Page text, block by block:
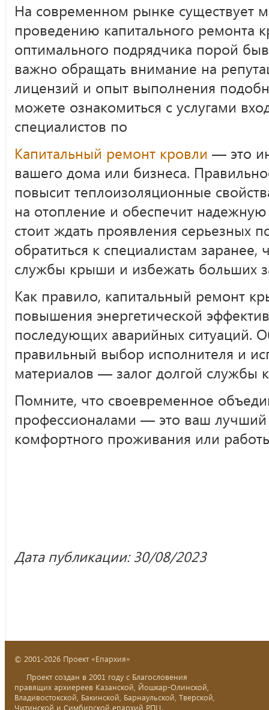
На современном рынке существует
проведению капитального ремонта
оптимального подрядчика порой
важно обращать внимание на
лицензий и опыт выполнения
можете ознакомиться с услугами
специалистов по
Капитальный ремонт кровли — это
вашего дома или бизнеса.
повысит теплоизоляционные
на отопление и обеспечит
стоит ждать проявления
обратиться к специалистам заранее,
службы крыши и избежать больших
Как правило, капитальный ремонт
повышения энергетической
последующих аварийных ситуаций.
правильный выбор исполнителя и
материалов — залог долгой службы
Помните, что своевременное
профессионалами — это ваш
комфортного проживания или
Дата публикации: 30/08/2023
© 2001-2026 Проект «Епархия»
Проект создан в 2001 году с Благословения
правящих архиереев Казанской, Йошкар-Олинской,
Владивостокской, Бакинской, Барнаульской, Тверской,
Читинской и Симбирской епархий РПЦ.